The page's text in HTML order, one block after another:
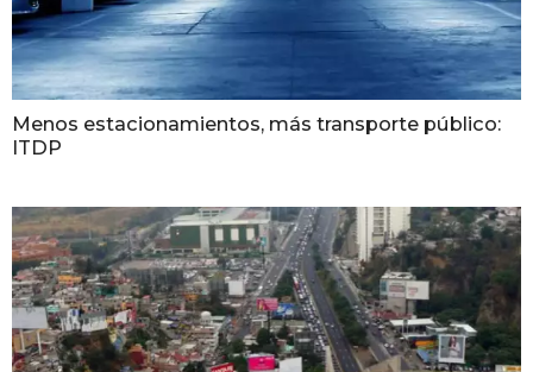
Menos estacionamientos, más transporte público:
ITDP